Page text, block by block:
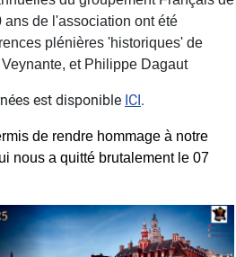
de l'association ont été
plénières 'historiques' de
et Philippe Dagaut
est disponible ICI.
de rendre hommage à notre
nous a quitté brutalement le 07